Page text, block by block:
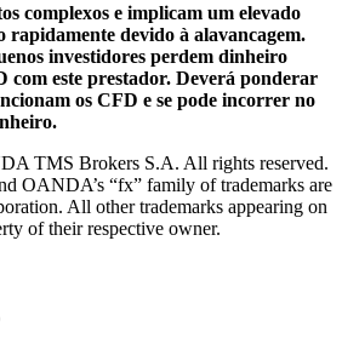
complexos e implicam um elevado
devido à alavancagem.
investidores perdem dinheiro
com este prestador. Deverá ponderar
os CFD e se pode incorrer no
TMS Brokers S.A. All rights reserved.
OANDA’s “fx” family of trademarks are
All other trademarks appearing on
of their respective owner.